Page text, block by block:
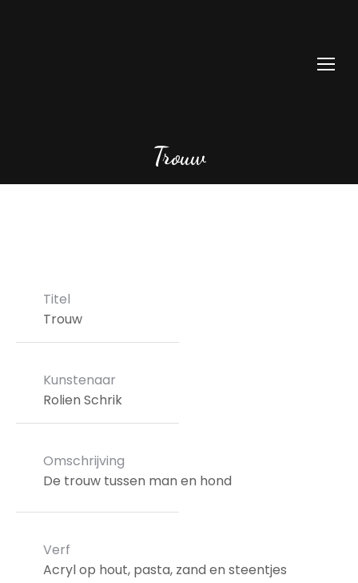
Trouw
Titel
Trouw
Kunstenaar
Rolien Schrik
Omschrijving
De trouw tussen man en hond
Verf
Acryl op hout, pasta, zand en steentjes